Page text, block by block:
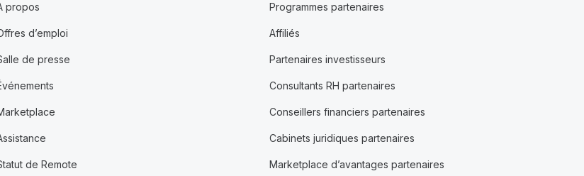
propos
d’emploi
de presse
de Remote
Programmes partenaires
Affiliés
Partenaires investisseurs
Consultants RH partenaires
Conseillers financiers partenaires
Cabinets juridiques partenaires
Marketplace d’avantages partenaires